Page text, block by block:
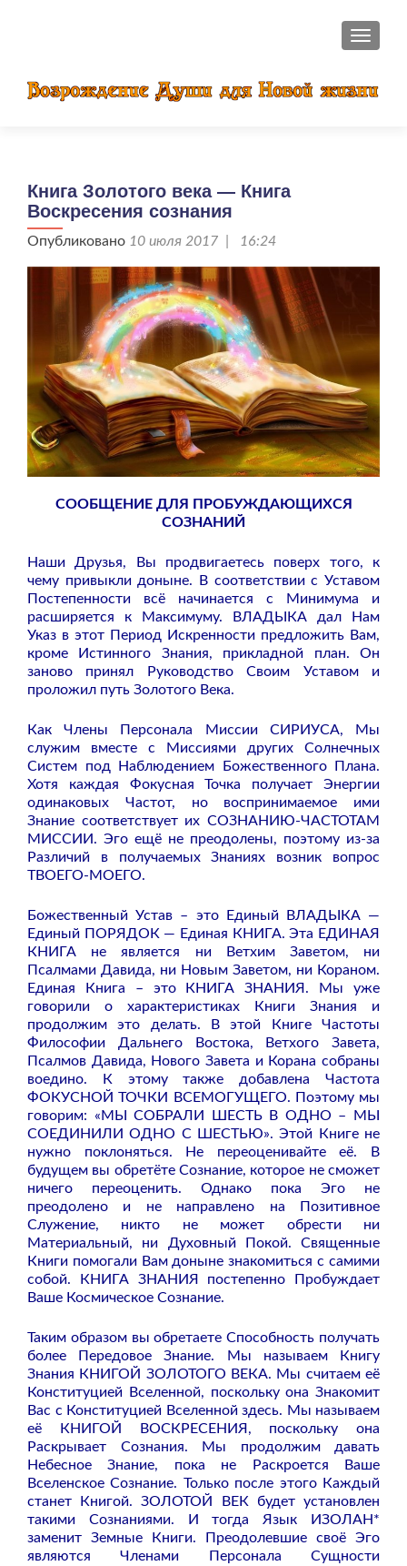
Книга Золотого века — Книга
Воскресения сознания
Опубликовано 10 июля 2017 | 16:24
СООБЩЕНИЕ ДЛЯ ПРОБУЖДАЮЩИХСЯ
СОЗНАНИЙ
Наши Друзья, Вы продвигаетесь поверх того, к
чему привыкли доныне. В соответствии с Уставом
Постепенности всё начинается с Минимума и
расширяется к Максимуму. ВЛАДЫКА дал Нам
Указ в этот Период Искренности предложить Вам,
кроме Истинного Знания, прикладной план. Он
заново принял Руководство Своим Уставом и
проложил путь Золотого Века.
Как Члены Персонала Миссии СИРИУСА, Мы
служим вместе с Миссиями других Солнечных
Систем под Наблюдением Божественного Плана.
Хотя каждая Фокусная Точка получает Энергии
одинаковых Частот, но воспринимаемое ими
Знание соответствует их СОЗНАНИЮ-ЧАСТОТАМ
МИССИИ. Эго ещё не преодолены, поэтому из-за
Различий в получаемых Знаниях возник вопрос
ТВОЕГО-МОЕГО.
Божественный Устав – это Единый ВЛАДЫКА —
Единый ПОРЯДОК — Единая КНИГА. Эта ЕДИНАЯ
КНИГА не является ни Ветхим Заветом, ни
Псалмами Давида, ни Новым Заветом, ни Кораном.
Единая Книга – это КНИГА ЗНАНИЯ. Мы уже
говорили о характеристиках Книги Знания и
продолжим это делать. В этой Книге Частоты
Философии Дальнего Востока, Ветхого Завета,
Псалмов Давида, Нового Завета и Корана собраны
воедино. К этому также добавлена Частота
ФОКУСНОЙ ТОЧКИ ВСЕМОГУЩЕГО. Поэтому мы
говорим: «МЫ СОБРАЛИ ШЕСТЬ В ОДНО – МЫ
СОЕДИНИЛИ ОДНО С ШЕСТЬЮ». Этой Книге не
нужно поклоняться. Не переоценивайте её. В
будущем вы обретёте Сознание, которое не сможет
ничего переоценить. Однако пока Эго не
преодолено и не направлено на Позитивное
Служение, никто не может обрести ни
Материальный, ни Духовный Покой. Священные
Книги помогали Вам доныне знакомиться с самими
собой. КНИГА ЗНАНИЯ постепенно Пробуждает
Ваше Космическое Сознание.
Таким образом вы обретаете Способность получать
более Передовое Знание. Мы называем Книгу
Знания КНИГОЙ ЗОЛОТОГО ВЕКА. Мы считаем её
Конституцией Вселенной, поскольку она Знакомит
Вас с Конституцией Вселенной здесь. Мы называем
её КНИГОЙ ВОСКРЕСЕНИЯ, поскольку она
Раскрывает Сознания. Мы продолжим давать
Небесное Знание, пока не Раскроется Ваше
Вселенское Сознание. Только после этого Каждый
станет Книгой. ЗОЛОТОЙ ВЕК будет установлен
такими Сознаниями. И тогда Язык ИЗОЛАН*
заменит Земные Книги. Преодолевшие своё Эго
являются Членами Персонала Сущности